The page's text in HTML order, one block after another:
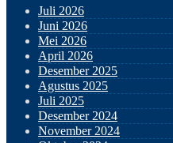
Juli 2026
Juni 2026
Mei 2026
April 2026
Desember 2025
Agustus 2025
Juli 2025
Desember 2024
November 2024